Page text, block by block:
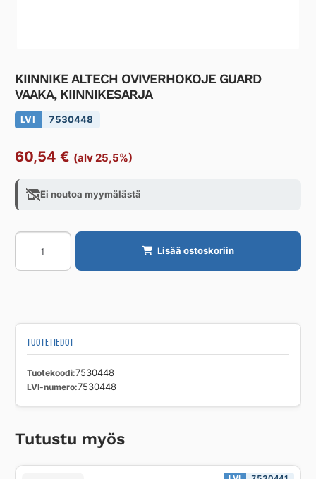
KIINNIKE ALTECH OVIVERHOKOJE GUARD
VAAKA, KIINNIKESARJA
LVI 7530448
60,54 € (alv 25,5%)
Ei noutoa myymälästä
KIINNIKE
ALTECH
OVIVERHOKOJE
määrä
Lisää ostoskoriin
TUOTETIEDOT
Tuotekoodi 7530448
LVI-numero 7530448
Tutustu myös